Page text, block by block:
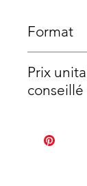
Format
Paracorde : 20cm
Prix
conseillé